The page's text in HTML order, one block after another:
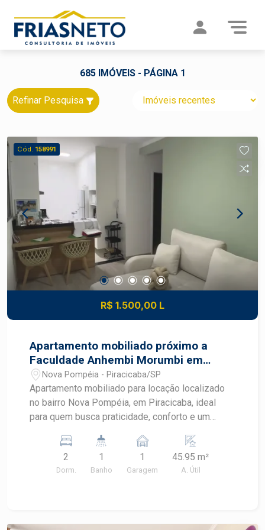
685 IMÓVEIS - PÁGINA 1
Refinar Pesquisa
Cód. 158991
R$ 1.500,00 L
Apartamento mobiliado próximo a
Faculdade Anhembi Morumbi em
Piracicaba
Nova Pompéia - Piracicaba/SP
Apartamento mobiliado para locação localizado
no bairro Nova Pompéia, em Piracicaba, ideal
para quem busca praticidade, conforto e um
planejados, mobiliário completo e excelente
aproveitamento dos espaços, este apartamento
oferece uma rotina mais funcional em uma região
2
Dorm.
1
Banho
1
Garagem
45.95 m²
A. Útil